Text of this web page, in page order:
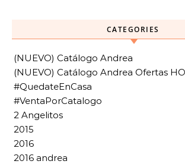
CATEGORIES
(NUEVO) Catálogo Andrea
(NUEVO) Catálogo Andrea Ofertas
#QuedateEnCasa
#VentaPorCatalogo
2 Angelitos
2015
2016
2016 andrea